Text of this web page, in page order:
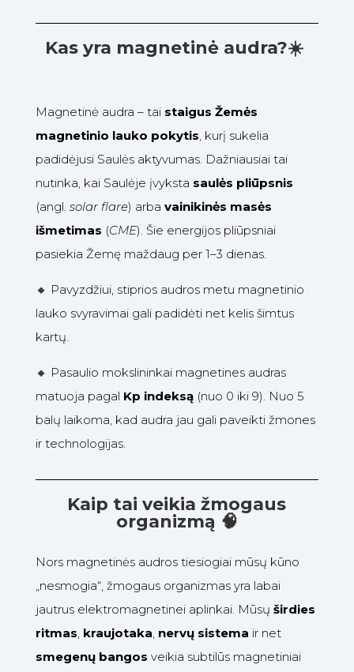
Kas yra magnetinė audra?☀️
Magnetinė audra – tai staigus Žemės
magnetinio lauko pokytis, kurį sukelia
padidėjusi Saulės aktyvumas. Dažniausiai tai
nutinka, kai Saulėje įvyksta saulės pliūpsnis
(angl. solar flare) arba vainikinės masės
išmetimas (CME). Šie energijos pliūpsniai
pasiekia Žemę maždaug per 1–3 dienas.
🔸 Pavyzdžiui, stiprios audros metu magnetinio
lauko svyravimai gali padidėti net kelis šimtus
kartų.
🔸 Pasaulio mokslininkai magnetines audras
matuoja pagal Kp indeksą(nuo 0 iki 9). Nuo 5
balų laikoma, kad audra jau gali paveikti žmones
ir technologijas.
Kaip tai veikia žmogaus
organizmą 🧠
Nors magnetinės audros tiesiogiai mūsų kūno
„nesmogia“, žmogaus organizmas yra labai
jautrus elektromagnetinei aplinkai. Mūsų širdies
ritmas, kraujotaka, nervų sistema ir net
smegenų bangos veikia subtilūs magnetiniai